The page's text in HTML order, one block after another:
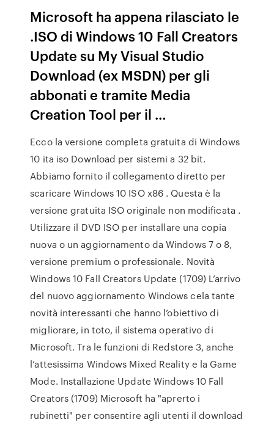
Microsoft ha appena rilasciato le
.ISO di Windows 10 Fall Creators
Update su My Visual Studio
Download (ex MSDN) per gli
abbonati e tramite Media
Creation Tool per il …
Ecco la versione completa gratuita di Windows
10 ita iso Download per sistemi a 32 bit.
Abbiamo fornito il collegamento diretto per
scaricare Windows 10 ISO x86 . Questa è la
versione gratuita ISO originale non modificata .
Utilizzare il DVD ISO per installare una copia
nuova o un aggiornamento da Windows 7 o 8,
versione premium o professionale. Novità
Windows 10 Fall Creators Update (1709) L’arrivo
del nuovo aggiornamento Windows cela tante
novità interessanti che hanno l’obiettivo di
migliorare, in toto, il sistema operativo di
Microsoft. Tra le funzioni di Redstore 3, anche
l’attesissima Windows Mixed Reality e la Game
Mode. Installazione Update Windows 10 Fall
Creators (1709) Microsoft ha "aprerto i
rubinetti" per consentire agli utenti il download